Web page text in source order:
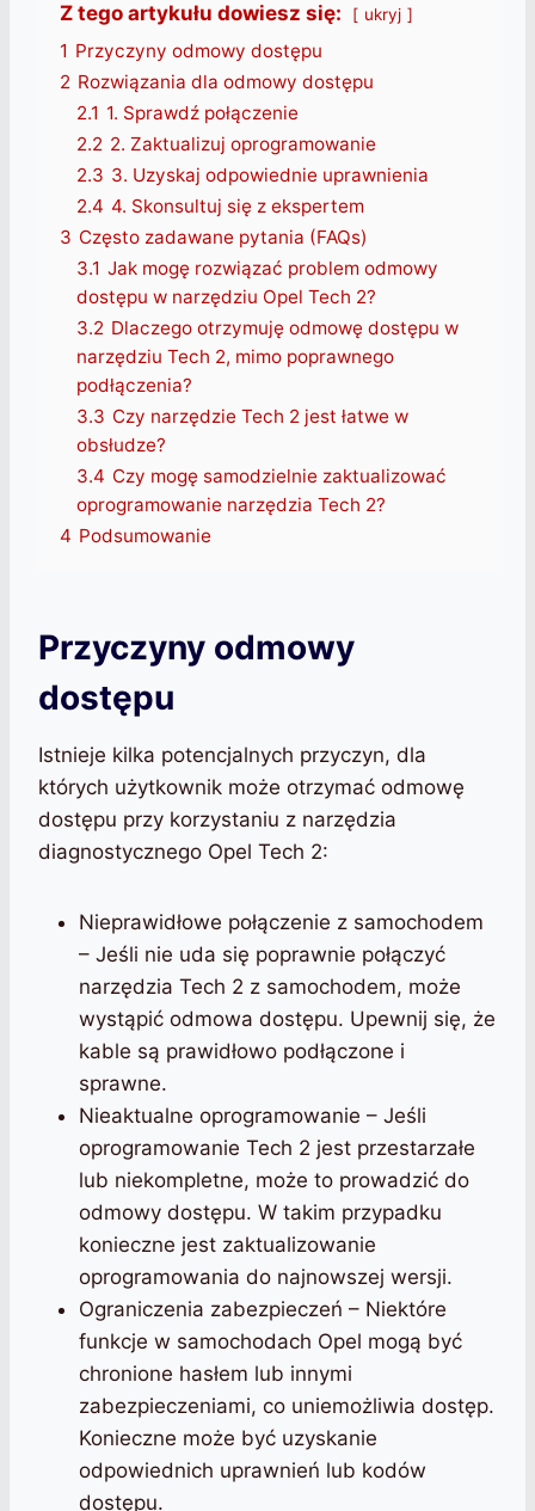
Z tego artykułu dowiesz się: ukryj
1 Przyczyny odmowy dostępu
2 Rozwiązania dla odmowy dostępu
2.1 1. Sprawdź połączenie
2.2 2. Zaktualizuj oprogramowanie
2.3 3. Uzyskaj odpowiednie uprawnienia
2.4 4. Skonsultuj się z ekspertem
3 Często zadawane pytania (FAQs)
3.1 Jak mogę rozwiązać problem odmowy
dostępu w narzędziu Opel Tech 2?
3.2 Dlaczego otrzymuję odmowę dostępu w
narzędziu Tech 2, mimo poprawnego
podłączenia?
3.3 Czy narzędzie Tech 2 jest łatwe w
obsłudze?
3.4 Czy mogę samodzielnie zaktualizować
oprogramowanie narzędzia Tech 2?
4 Podsumowanie
Przyczyny odmowy
dostępu
Istnieje kilka potencjalnych przyczyn, dla
których użytkownik może otrzymać odmowę
dostępu przy korzystaniu z narzędzia
diagnostycznego Opel Tech 2:
Nieprawidłowe połączenie z samochodem
– Jeśli nie uda się poprawnie połączyć
narzędzia Tech 2 z samochodem, może
wystąpić odmowa dostępu. Upewnij się, że
kable są prawidłowo podłączone i
sprawne.
Nieaktualne oprogramowanie – Jeśli
oprogramowanie Tech 2 jest przestarzałe
lub niekompletne, może to prowadzić do
odmowy dostępu. W takim przypadku
konieczne jest zaktualizowanie
oprogramowania do najnowszej wersji.
Ograniczenia zabezpieczeń – Niektóre
funkcje w samochodach Opel mogą być
chronione hasłem lub innymi
zabezpieczeniami, co uniemożliwia dostęp.
Konieczne może być uzyskanie
odpowiednich uprawnień lub kodów
dostępu.